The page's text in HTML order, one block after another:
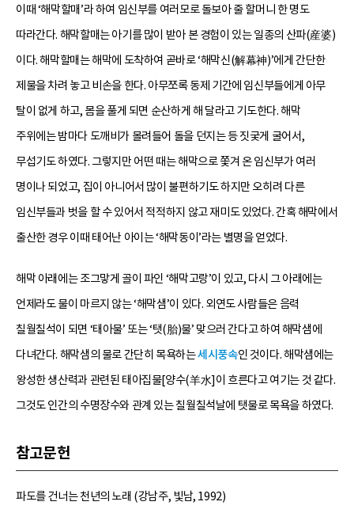
이때 ‘해막할매’라 하여 임신부를 여러모로 돌보아 줄 할머니 한 명도
따라간다. 해막할매는 아기를 많이 받아 본 경험이 있는 일종의 산파(産婆)
이다. 해막할매는 해막에 도착하여 곧바로 ‘해막신(解幕神)’에게 간단한
제물을 차려 놓고 비손을 한다. 아무쪼록 동제 기간에 임신부들에게 아무
탈이 없게 하고, 몸을 풀게 되면 순산하게 해 달라고 기도한다. 해막
주위에는 밤마다 도깨비가 몰려들어 돌을 던지는 등 짓궂게 굴어서,
무섭기도 하였다. 그렇지만 어떤 때는 해막으로 쫓겨 온 임신부가 여러
명이나 되었고, 집이 아니어서 많이 불편하기도 하지만 오히려 다른
임신부들과 벗을 할 수 있어서 적적하지 않고 재미도 있었다. 간혹 해막에서
출산한 경우 이때 태어난 아이는 ‘해막동이’라는 별명을 얻었다.
해막 아래에는 조그맣게 골이 파인 ‘해막고랑’이 있고, 다시 그 아래에는
언제라도 물이 마르지 않는 ‘해막샘’이 있다. 외연도 사람들은 음력
칠월칠석이 되면 ‘태아물’ 또는 ‘탯(胎)물’ 맞으러 간다고 하여 해막샘에
다녀간다. 해막샘의 물로 간단히 목욕하는세시풍속인 것이다. 해막샘에는
왕성한 생산력과 관련된 태아집물[양수(羊水]이 흐른다고 여기는 것 같다.
그것도 인간의 수명장수와 관계 있는 칠월칠석날에 탯물로 목욕을 하였다.
참고문헌
파도를 건너는 천년의 노래 (강남주, 빛남, 1992)